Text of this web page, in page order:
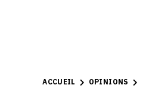
ACCUEIL OPINIONS